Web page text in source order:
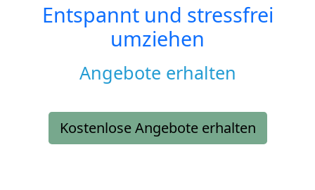
Entspannt und stressfrei
umziehen
Angebote erhalten
Kostenlose Angebote erhalten